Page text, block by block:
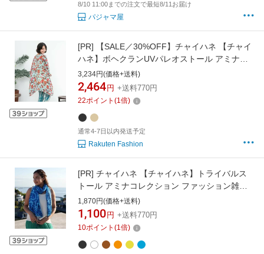
8/10 11:00までの注文で最短8/11お届け
パジャマ屋
[PR]
【SALE／30%OFF】チャイハネ 【チャイ
ハネ】ボヘクランUVパレオストール アミナコ
レクション ファッション雑貨 マフラー・スト
ール・ネックウォーマー ベージュ ブラック
3,234円(価格+送料)
2,464 円 +送料770円
22ポイント (1倍)
通常4-7日以内発送予定
Rakuten Fashion
[PR] チャイハネ 【チャイハネ】トライバルス
トール アミナコレクション ファッション雑貨
マフラー・ストール・ネックウォーマー ブラッ
ク ホワイト オレンジ ブラウン レッド ネイビー
ブルー イエロー
1,870円(価格+送料)
1,100 円 +送料770円
10ポイント (1倍)